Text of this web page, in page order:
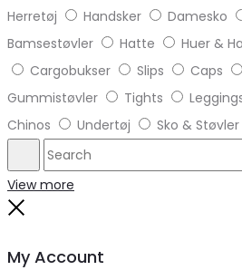
Herretøj
Handsker Damesko
Bamsestøvler
Hatte Huer &
Cargobukser
Slips Caps
Gummistøvler
Tights
Chinos
Undertøj Sko & Støvler
Search
View more
My Account